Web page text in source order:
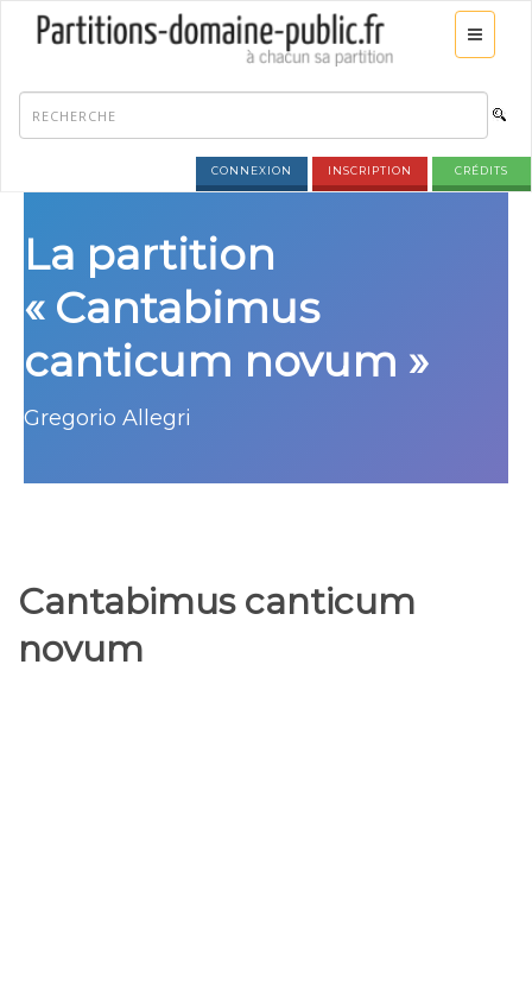
CONNEXION INSCRIPTION CRÉDITS
La partition
« Cantabimus
canticum novum »
Gregorio Allegri
Cantabimus canticum
novum